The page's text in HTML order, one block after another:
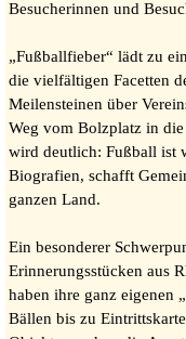
Besucherinnen und
„Fußballfieber“ lädt zu
die vielfältigen Facetten
Meilensteinen über
Weg vom Bolzplatz in
wird deutlich: Fußball ist
Biografien, schafft
ganzen Land.
Ein besonderer
Erinnerungsstücken aus
haben ihre ganz eigenen
Bällen bis zu